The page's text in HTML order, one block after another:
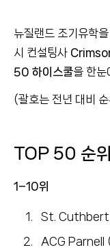
뉴질랜드 조기유학
시 컨설팅사
50 하이스쿨을 한눈
(괄호는 전년 대비
TOP 50 순위
1–10위
St.
ACG Parnell